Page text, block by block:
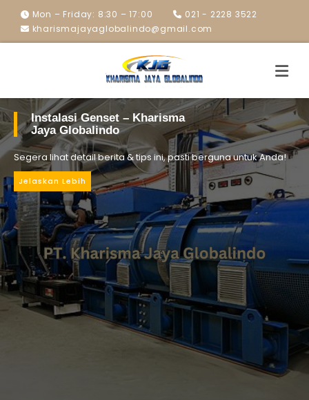
Mon – Friday: 8:30 – 17:00
021 - 2228 3522
kharismajayaglobalindo@gmail.com
Instalasi Genset – Kharisma
Jaya Globalindo
Segera lihat detail berita & tips ini, pasti berguna untuk Anda!
Jelaskan Lebih